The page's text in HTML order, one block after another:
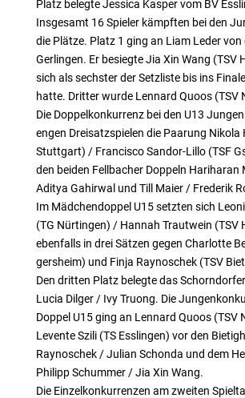
Platz belegte Jessica Kasper vom BV
Insgesamt 16 Spieler kämpften bei den
die Plätze. Platz 1 ging an Liam Leder von
Gerlingen. Er besiegte Jia Xin Wang (TSV
sich als sechster der Setzliste bis ins
hatte. Dritter wurde Lennard Quoos (TSV
Die Doppelkonkurrenz bei den U13
engen Dreisatzspielen die Paarung Nikola
Stuttgart) / Francisco Sandor-Lillo (TSF
den beiden Fellbacher Doppeln Hariharan
Aditya Gahirwal und Till Maier / Frederik
Im Mädchendoppel U15 setzten sich
(TG Nürtingen) / Hannah Trautwein (TSV
ebenfalls in drei Sätzen gegen Charlotte
gersheim) und Finja Raynoschek (TSV
Den dritten Platz belegte das
Lucia Dilger / Ivy Truong. Die
Doppel U15 ging an Lennard Quoos (TSV
Levente Szili (TS Esslingen) vor den
Raynoschek / Julian Schonda und dem
Philipp Schummer / Jia Xin Wang.
Die Einzelkonkurrenzen am zweiten